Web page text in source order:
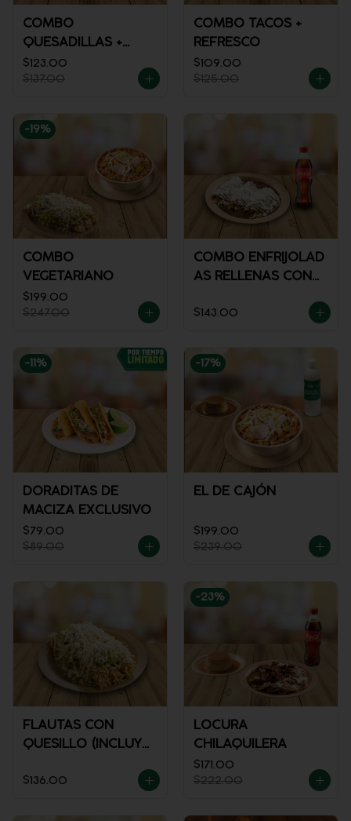
COMBO
QUESADILLAS +
REFRESCO
$123.00
$137.00
COMBO TACOS +
REFRESCO
$109.00
$125.00
-19%
COMBO
VEGETARIANO
$199.00
$247.00
COMBO ENFRIJOLAD
AS RELLENAS CON
$143.00
-11 %
DORADITAS DE
MACIZA EXCLUSIVO
$79.00
$89.00
-17%
EL DE CAJÓN
$199.00
$239.00
FLAUTAS CON
QUESILLO (INCLUYE
SALSA)
$136.00
-23%
LOCURA
CHILAQUILERA
$171.00
$222.00